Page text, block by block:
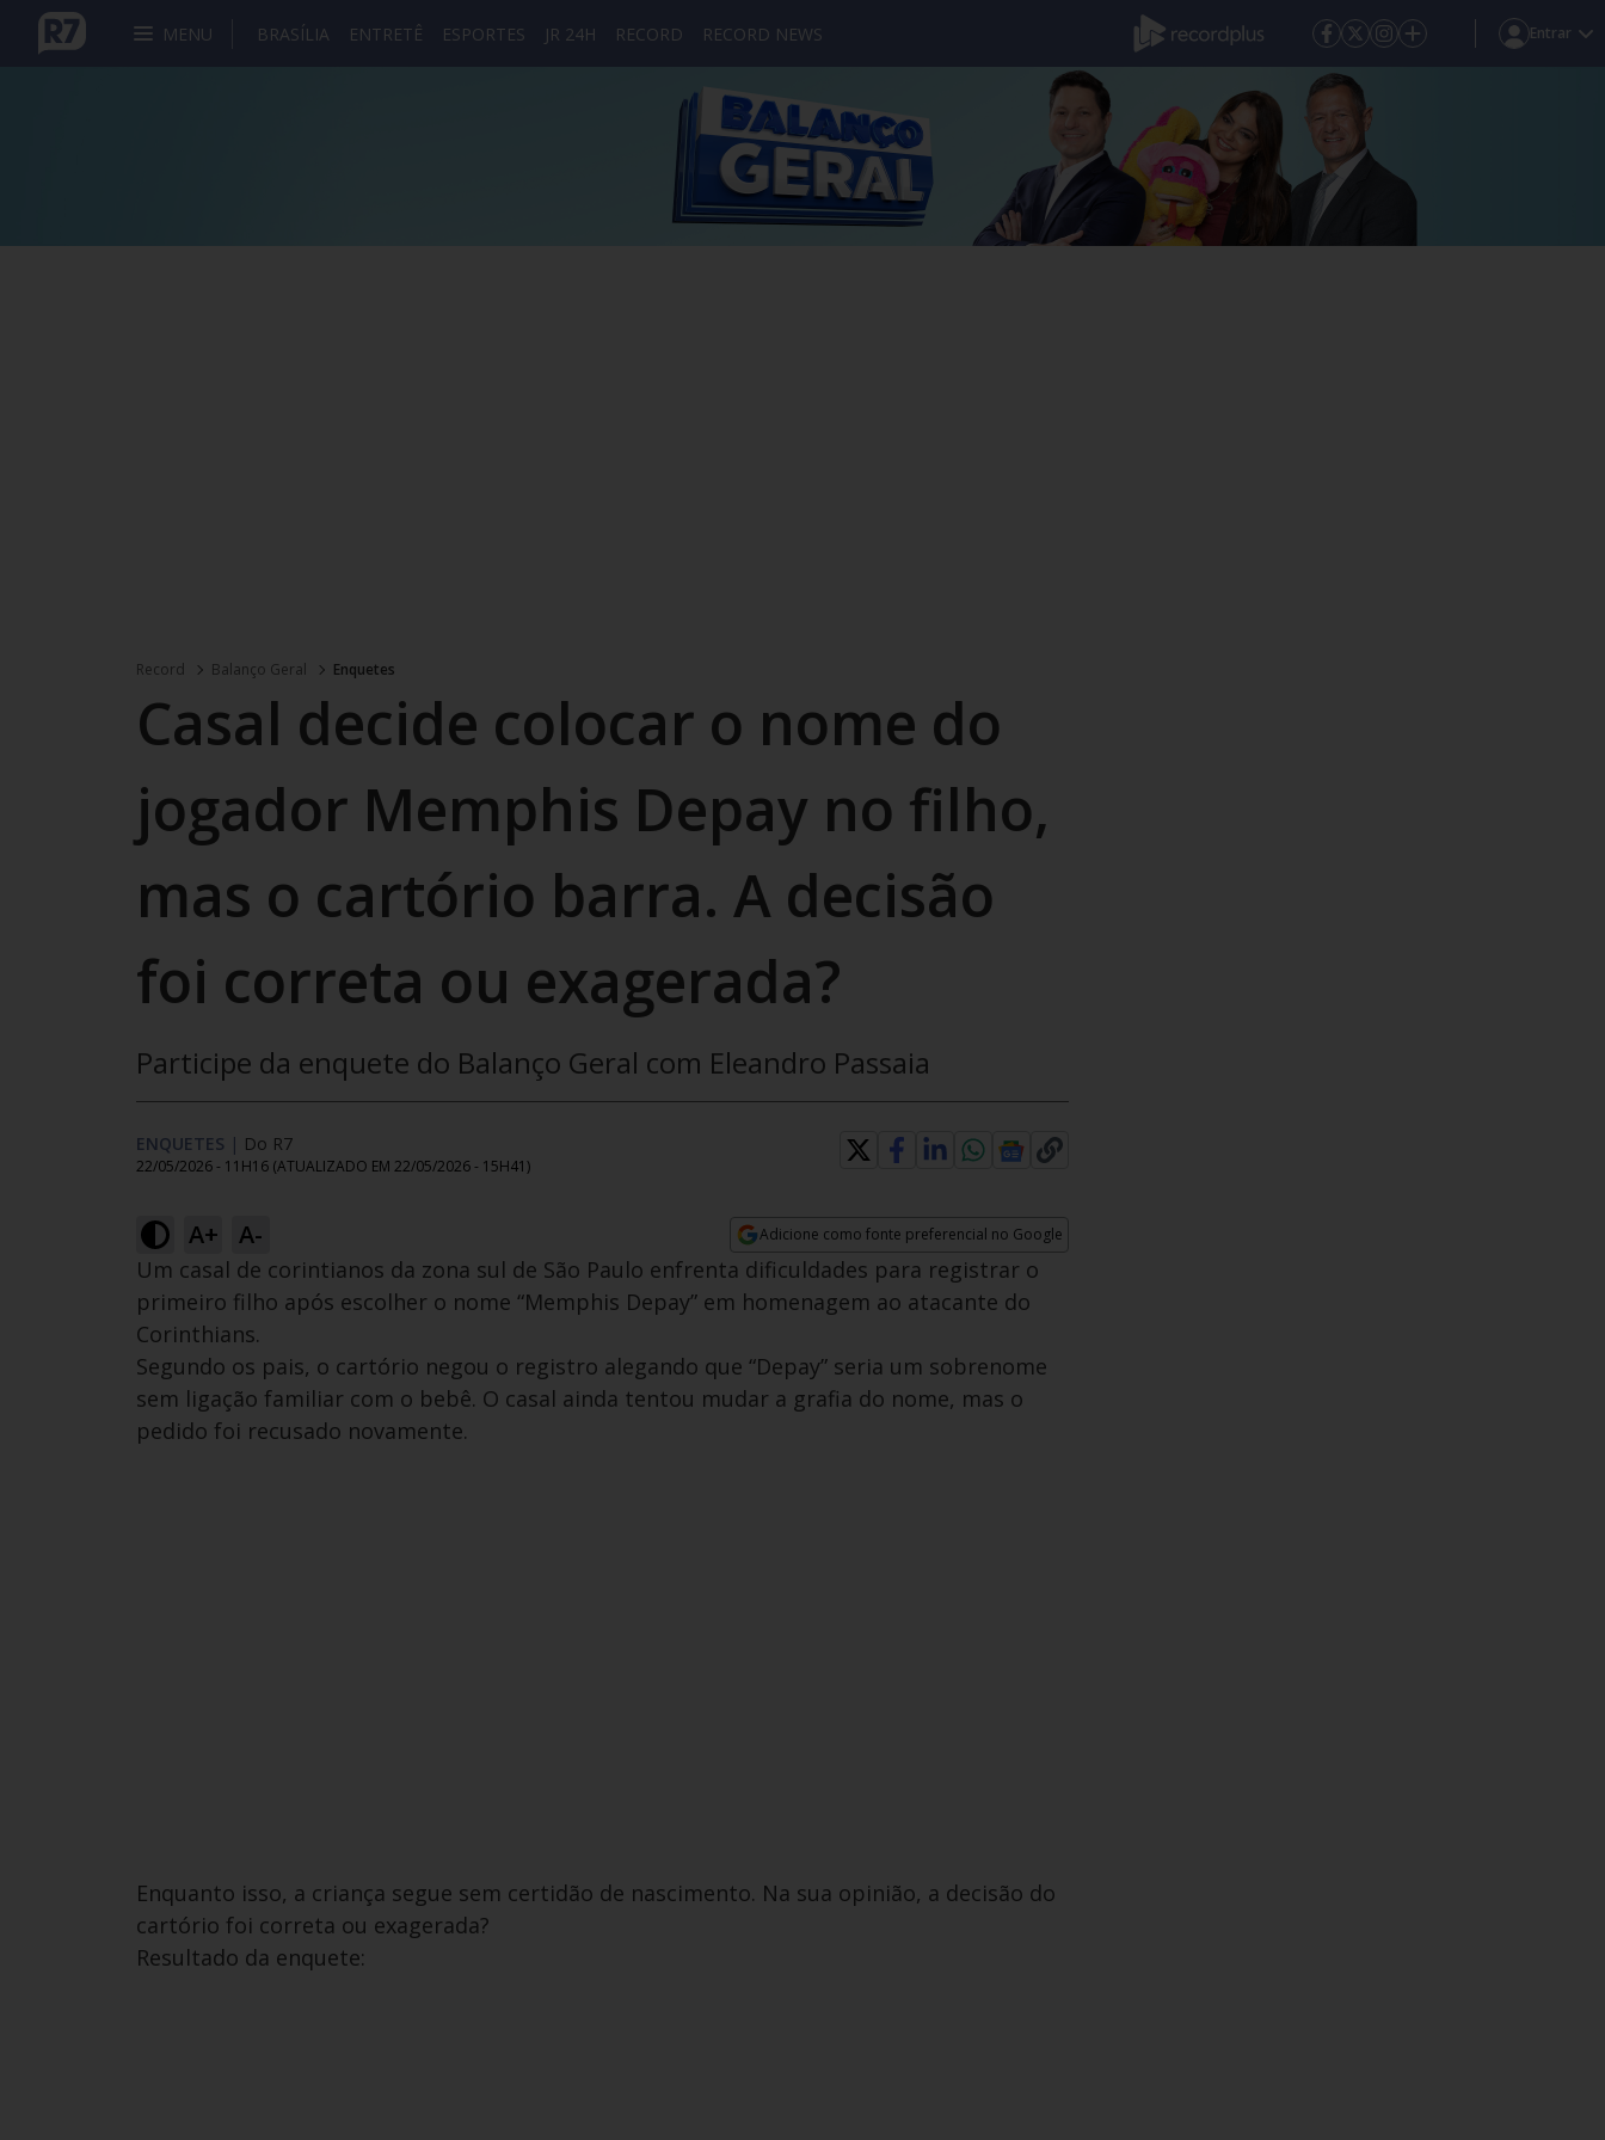
MENU BRASÍLIA ENTRETÊ ESPORTES JR 24H RECORD RECORD NEWS Entrar
Record Balanço Geral Enquetes
Casal decide colocar o nome do
jogador Memphis Depay no filho,
mas o cartório barra. A decisão
foi correta ou exagerada?
Participe da enquete do Balanço Geral com Eleandro Passaia
ENQUETES | Do R7
22/05/2026 - 11H16 (ATUALIZADO EM 22/05/2026 - 15H41)
A+ A- Adicione como fonte preferencial no Google
Opens in new window
Um casal de corintianos da zona sul de São Paulo enfrenta dificuldades para registrar o
primeiro filho após escolher o nome “Memphis Depay” em homenagem ao atacante do
Corinthians.
Segundo os pais, o cartório negou o registro alegando que “Depay” seria um sobrenome
sem ligação familiar com o bebê. O casal ainda tentou mudar a grafia do nome, mas o
pedido foi recusado novamente.
Enquanto isso, a criança segue sem certidão de nascimento. Na sua opinião, a decisão do
cartório foi correta ou exagerada?
Resultado da enquete: